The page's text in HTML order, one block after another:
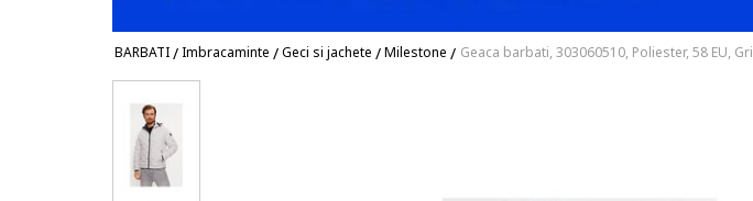
BARBATI/Imbracaminte /Geci si jachete /Milestone / Geaca barbati, 303060510, Poliester, 58 EU, Gri